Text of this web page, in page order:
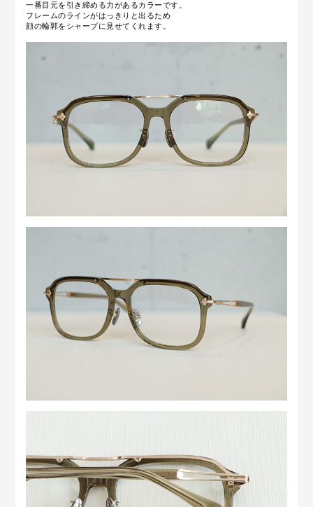
一番目元を引き締める力があるカラーです。
フレームのラインがはっきりと出るため
顔の輪郭をシャープに見せてくれます。